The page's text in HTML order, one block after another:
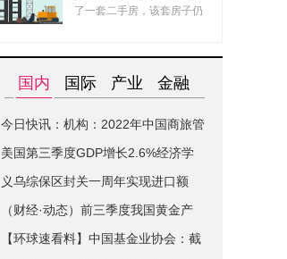
购房资金安全?
了一套二手房，该套房子仍
国内 国际 产业 金融
今日快讯：机构：2022年中国商旅管
理市场规模预计达2108.7亿元
美国第三季度GDP增长2.6%经济学
家普遍预期悲观
义乌综保区封关一周年实现进口额
150亿元
（财经·动态）前三季度我国黄金产
量同比增长14.04%
【环球速看料】中国基金业协会：截